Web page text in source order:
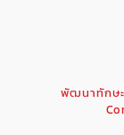
พัฒนาทักษ